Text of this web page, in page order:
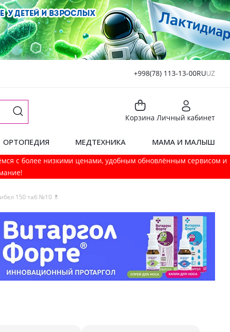
+998(78) 113-13-00RUUZ
Корзина Личный кабинет
ОРТОПЕДИЯ МЕДТЕХНИКА МАМА И МАЛЫШ
с более низкими ценами, удобным обновлённым сервисом и
150 таб №10 💊